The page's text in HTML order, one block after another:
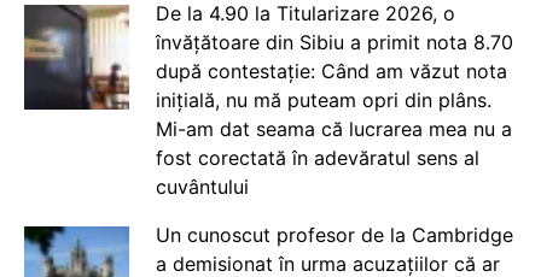
De la 4.90 la Titularizare 2026, o
învățătoare din Sibiu a primit nota 8.70
după contestație: Când am văzut nota
inițială, nu mă puteam opri din plâns.
Mi-am dat seama că lucrarea mea nu a
fost corectată în adevăratul sens al
cuvântului
Un cunoscut profesor de la Cambridge
a demisionat în urma acuzațiilor că ar